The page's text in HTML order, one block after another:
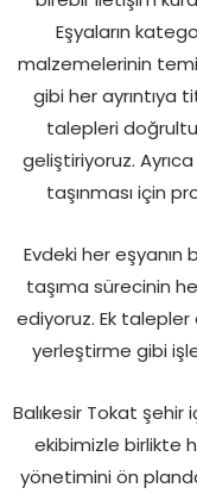
Eşyaların
malzemelerinin
gibi her ayrıntıya
talepleri
geliştiriyoruz.
taşınması için
Evdeki her eşyanın
taşıma sürecinin
ediyoruz. Ek
yerleştirme gibi
Balıkesir Tokat
ekibimizle birlikte
yönetimini ön